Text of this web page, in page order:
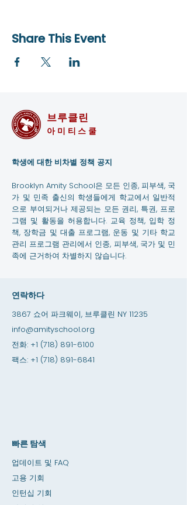
Share This Event
브루클린
아미티스쿨
학생에 대한 비차별 정책 공지
Brooklyn Amity School은 모든 인종, 피부색, 국
가 및 민족 출신의 학생들에게 학교에서 일반적
으로 부여되거나 제공되는 모든 권리, 특권, 프로
그램 및 활동을 허용합니다. 교육 정책, 입학 정
책, 장학금 및 대출 프로그램, 운동 및 기타 학교
관리 프로그램 관리에서 인종, 피부색, 국가 및 민
족에 근거하여 차별하지 않습니다.
연락하다
3867 쇼어 파크웨이, 브루클린 NY 11235
info@amityschool.org
전화: +1 (718) 891-6100
팩스: +1 (718) 891-6841
빠른 탐색
업데이트 및 FAQ
고용 기회
인턴십 기회